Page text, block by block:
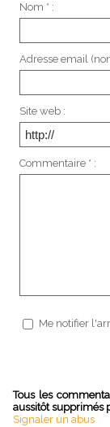
Nom * :
Adresse email
Site web :
Commentaire * :
Me notifier
Tous les
aussitôt supprimés
Signaler un abus